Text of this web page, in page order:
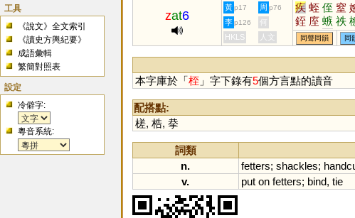
工具
《說文》全文索引
《讀史方輿紀要》
成語彙輯
繁簡對照表
設定
冷僻字:
粵音系統:
zat6
黃 p17 周 p76 疾 蛭 侄 窒
銍 庢 螏 祑
秷 挃 姪
李 p126
何
HKLS
人文 同聲同韻 同
本字庫於「桎」字下錄有5個方言點的讀音
配搭點:
槎, 梏, 拲
詞類
n.
fetters; shackles;
v.
put on fetters; bind, tie